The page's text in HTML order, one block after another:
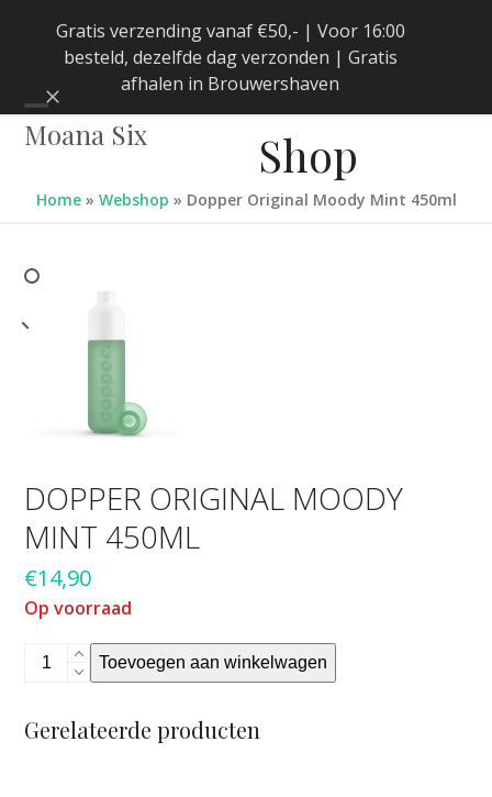
Gratis verzending vanaf €50,- | Voor 16:00
besteld, dezelfde dag verzonden | Gratis
afhalen in Brouwershaven
Negeren
Moana Six
Open
menu
Close
menu
Shop
Home» Webshop » Dopper Original Moody Mint 450ml
DOPPER ORIGINAL MOODY
MINT 450ML
€14,90
Op voorraad
Dopper
Original
Mint
Toevoegen aan winkelwagen
Gerelateerde producten